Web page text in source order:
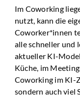
Im Coworking
nutzt, kann die
Coworker*innen
alle schneller und
aktueller KI-
Küche, im
Coworking im KI-
sondern auch viel